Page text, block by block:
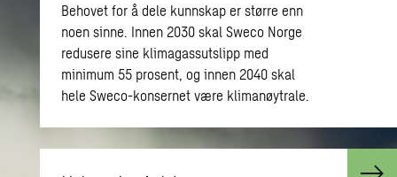
Behovet for å dele kunnskap er større enn
noen sinne. Innen 2030 skal Sweco Norge
redusere sine klimagassutslipp med
minimum 55 prosent, og innen 2040 skal
hele Sweco-konsernet være klimanøytrale.